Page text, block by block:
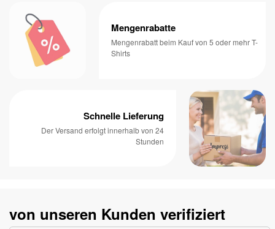
Mengenrabatte
Mengenrabatt beim Kauf von 5 oder mehr T-
Shirts
Schnelle Lieferung
Der Versand erfolgt innerhalb von 24
Stunden
von unseren Kunden verifiziert